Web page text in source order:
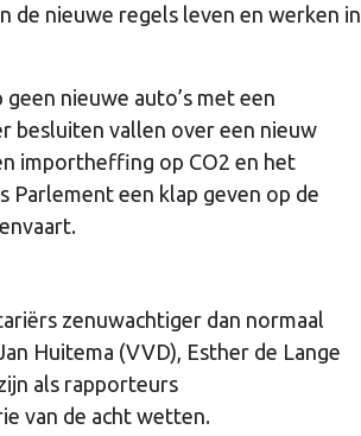
de nieuwe regels leven en werken in
nieuwe auto’s met een
besluiten vallen over een nieuw
importheffing op CO2 en het
Parlement een klap geven op de
zenuwachtiger dan normaal
Huitema (VVD), Esther de Lange
als rapporteurs
van de acht wetten.